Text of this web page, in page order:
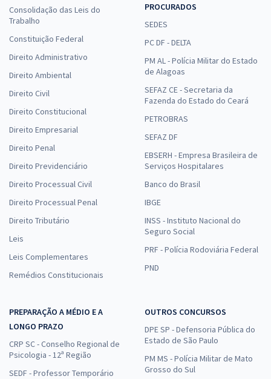
Consolidação das Leis do
Trabalho
Constituição Federal
Direito Administrativo
Direito Ambiental
Direito Civil
Direito Constitucional
Direito Empresarial
Direito Penal
Direito Previdenciário
Direito Processual Civil
Direito Processual Penal
Direito Tributário
Leis
Leis Complementares
Remédios Constitucionais
PROCURADOS
SEDES
PC DF - DELTA
PM AL - Polícia Militar do Estado
de Alagoas
SEFAZ CE - Secretaria da
Fazenda do Estado do Ceará
PETROBRAS
SEFAZ DF
EBSERH - Empresa Brasileira de
Serviços Hospitalares
Banco do Brasil
IBGE
INSS - Instituto Nacional do
Seguro Social
PRF - Polícia Rodoviária Federal
PND
PREPARAÇÃO A MÉDIO E A
LONGO PRAZO
CRP SC - Conselho Regional de
Psicologia - 12ª Região
SEDF - Professor Temporário
OUTROS CONCURSOS
DPE SP - Defensoria Pública do
Estado de São Paulo
PM MS - Polícia Militar de Mato
Grosso do Sul